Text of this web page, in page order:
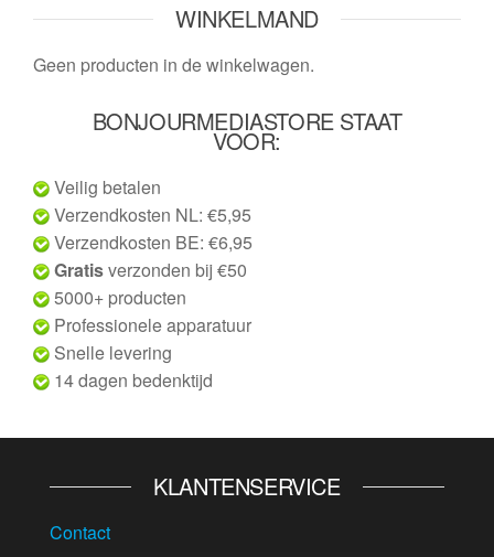
WINKELMAND
Geen producten in de winkelwagen.
BONJOURMEDIASTORE STAAT
VOOR:
Veilig betalen
Verzendkosten NL: €5,95
Verzendkosten BE: €6,95
Gratisverzonden bij €50
5000+ producten
Professionele apparatuur
Snelle levering
14 dagen bedenktijd
KLANTENSERVICE
Contact